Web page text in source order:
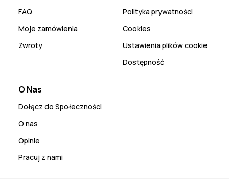
FAQ
Moje zamówienia
Zwroty
Polityka prywatności
Cookies
Ustawienia plików cookie
Dostępność
O Nas
Dołącz do Społeczności
O nas
Opinie
Pracuj z nami